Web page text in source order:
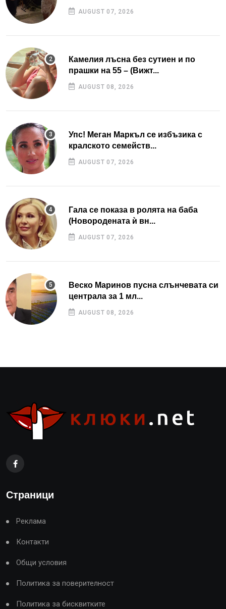
AUGUST 07, 2026
Камелия лъсна без сутиен и по
прашки на 55 – (Вижт...
AUGUST 08, 2026
Упс! Меган Маркъл се избъзика с
кралското семейств...
AUGUST 07, 2026
Гала се показа в ролята на баба
(Новородената ѝ вн...
AUGUST 07, 2026
Веско Маринов пусна слънчевата си
централа за 1 мл...
AUGUST 08, 2026
Страници
Реклама
Контакти
Общи условия
Политика за поверителност
Политика за бисквитките